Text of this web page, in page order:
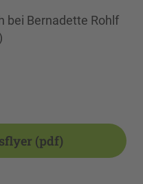
bei Bernadette Rohlf
(pdf)